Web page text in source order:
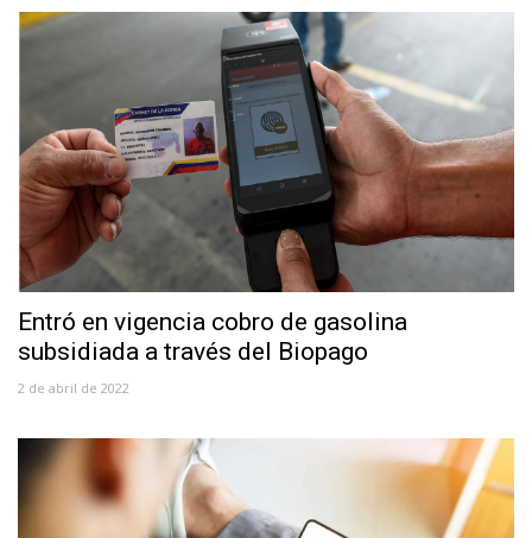
Entró en vigencia cobro de gasolina
subsidiada a través del Biopago
2 de abril de 2022